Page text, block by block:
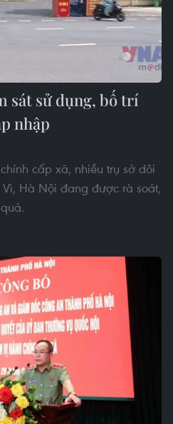
sát sử dụng, bố trí
nhập
cấp xã, nhiều trụ sở dôi
Hà Nội đang được rà soát,